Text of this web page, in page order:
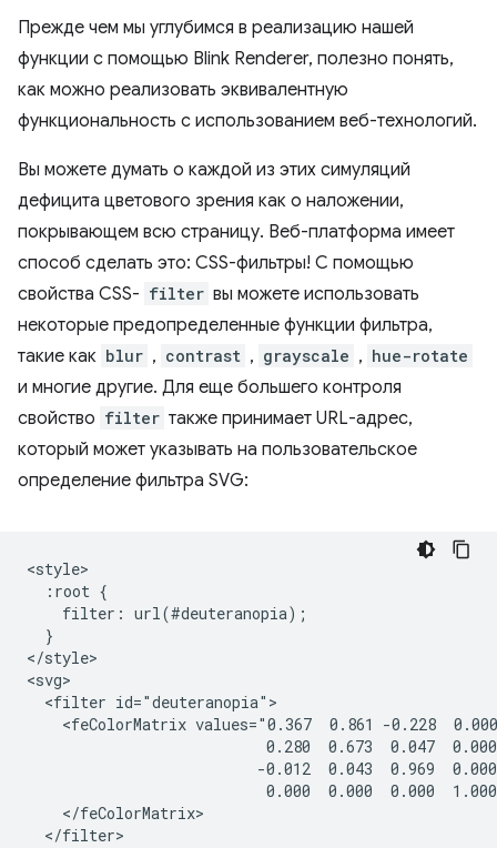
Прежде чем мы углубимся в реализацию нашей
функции с помощью Blink Renderer, полезно понять,
как можно реализовать эквивалентную
функциональность с использованием веб-технологий.
Вы можете думать о каждой из этих симуляций
дефицита цветового зрения как о наложении,
покрывающем всю страницу. Веб-платформа имеет
способ сделать это: CSS-фильтры! С помощью
свойства CSS- filter вы можете использовать
некоторые предопределенные функции фильтра,
такие как blur , contrast , grayscale , hue-rotate
и многие другие. Для еще большего контроля
свойство filter также принимает URL-адрес,
который может указывать на пользовательское
определение фильтра SVG:
<style>
  :root {
    filter: url(#deuteranopia);
  }
</style>
<svg>
  <filter id="deuteranopia">
<feColorMatrix values="0.367  0.861 -0.228
0.280  0.673  0.047
-0.012  0.043  0.969
0.000  0.000  0.000
    </feColorMatrix>
  </filter>